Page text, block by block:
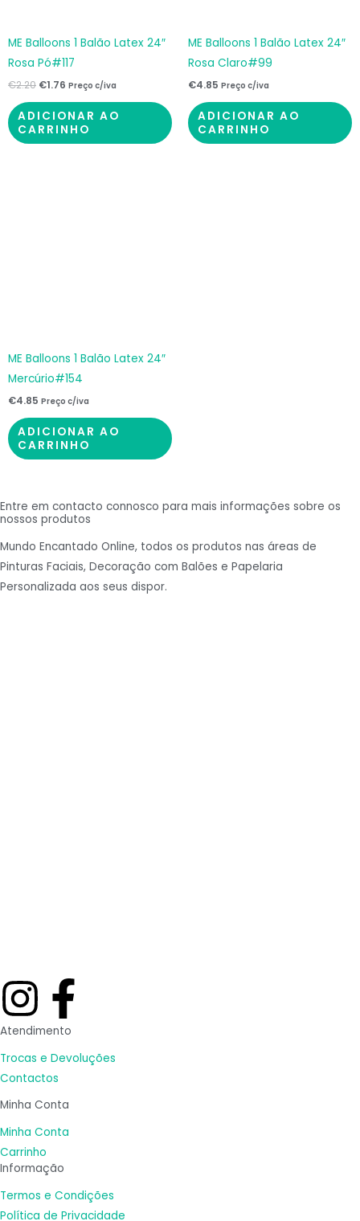
ME Balloons 1 Balão Latex 24″
Rosa Pó#117
€2.20 €1.76 Preço c/iva
ADICIONAR AO
CARRINHO
ME Balloons 1 Balão Latex 24″
Rosa Claro#99
€4.85 Preço c/iva
ADICIONAR AO
CARRINHO
ME Balloons 1 Balão Latex 24″
Mercúrio#154
€4.85 Preço c/iva
ADICIONAR AO
CARRINHO
Entre em contacto connosco para mais informações sobre os
nossos produtos
Mundo Encantado Online, todos os produtos nas áreas de
Pinturas Faciais, Decoração com Balões e Papelaria
Personalizada aos seus dispor.
I
n
s
t
a
g
F
a
c
e
b
o
Atendimento
Trocas e Devoluções
Contactos
Minha Conta
Minha Conta
Carrinho
Informação
Termos e Condições
Política de Privacidade